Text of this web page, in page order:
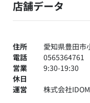
店舗データ
住所
愛知県豊田市
電話
0565364761
営業
9:30-19:30
休日
運営
株式会社